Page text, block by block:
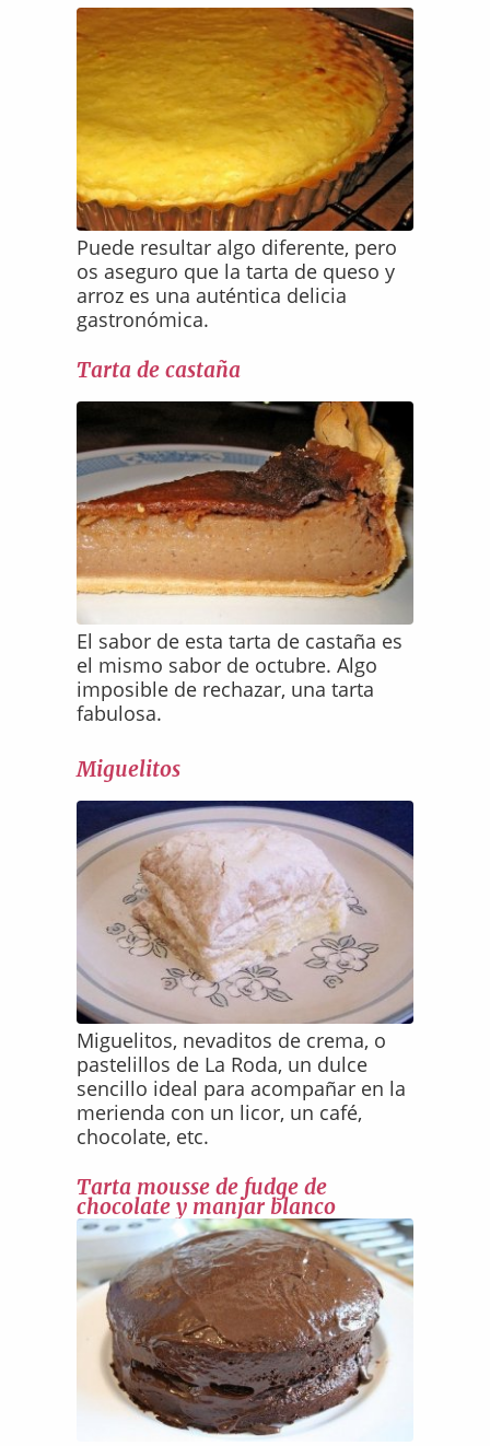
Puede resultar algo diferente, pero
os aseguro que la tarta de queso y
arroz es una auténtica delicia
gastronómica.
Tarta de castaña
El sabor de esta tarta de castaña es
el mismo sabor de octubre. Algo
imposible de rechazar, una tarta
fabulosa.
Miguelitos
Miguelitos, nevaditos de crema, o
pastelillos de La Roda, un dulce
sencillo ideal para acompañar en la
merienda con un licor, un café,
chocolate, etc.
Tarta mousse de fudge de
chocolate y manjar blanco